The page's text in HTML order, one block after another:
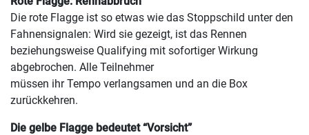
Die rote Flagge ist so etwas wie das Stoppschild unter den
Fahnensignalen: Wird sie gezeigt, ist das Rennen
beziehungsweise Qualifying mit sofortiger Wirkung
abgebrochen. Alle Teilnehmer
müssen ihr Tempo verlangsamen und an die Box
zurückkehren.
Die gelbe Flagge bedeutet “Vorsicht”